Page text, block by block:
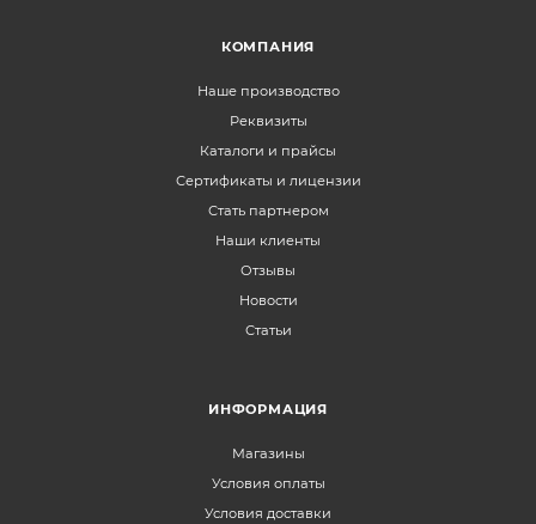
КОМПАНИЯ
Наше производство
Реквизиты
Каталоги и прайсы
Сертификаты и лицензии
Стать партнером
Наши клиенты
Отзывы
Новости
Статьи
ИНФОРМАЦИЯ
Магазины
Условия оплаты
Условия доставки